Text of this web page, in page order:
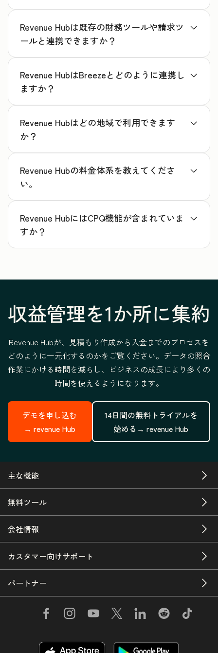
Revenue Hubは既存の財務ツールや請求ツ
ールと連携できますか？
Revenue HubはBreezeとどのように連携し
ますか？
Revenue Hubはどの地域で利用できます
か？
Revenue Hubの料金体系を教えてくださ
い。
Revenue HubにはCPQ機能が含まれていま
すか？
収益管理を1か所に集約
Revenue Hubが、見積もり作成から入金までのプロセスを
どのように一元化するのかをご覧ください。データの照合
作業にかける時間を減らし、ビジネスの成長により多くの
時間を使えるようになります。
デモを申し込む
→revenue Hub
14日間の無料トライアルを
始める→revenue Hub
主な機能
無料ツール
会社情報
カスタマー向けサポート
パートナー